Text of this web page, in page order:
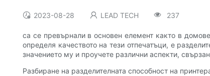
2023-08-28 LEAD TECH 237
са се превърнали в основен елемент както в
определя качеството на тези отпечатъци, е
значението му и проучете различни аспекти,
Разбиране на разделителната способност на